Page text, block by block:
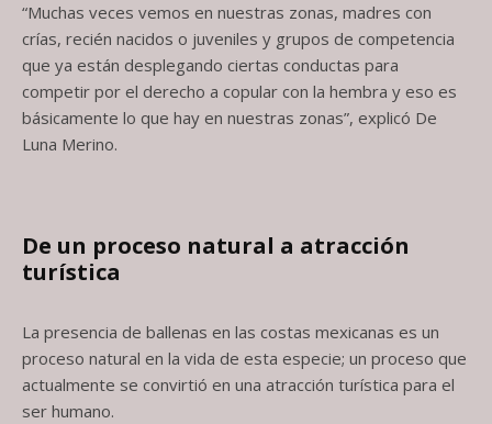
“Muchas veces vemos en nuestras zonas, madres con
crías, recién nacidos o juveniles y grupos de competencia
que ya están desplegando ciertas conductas para
competir por el derecho a copular con la hembra y eso es
básicamente lo que hay en nuestras zonas”, explicó De
Luna Merino.
De un proceso natural a atracción
turística
La presencia de ballenas en las costas mexicanas es un
proceso natural en la vida de esta especie; un proceso que
actualmente se convirtió en una atracción turística para el
ser humano.